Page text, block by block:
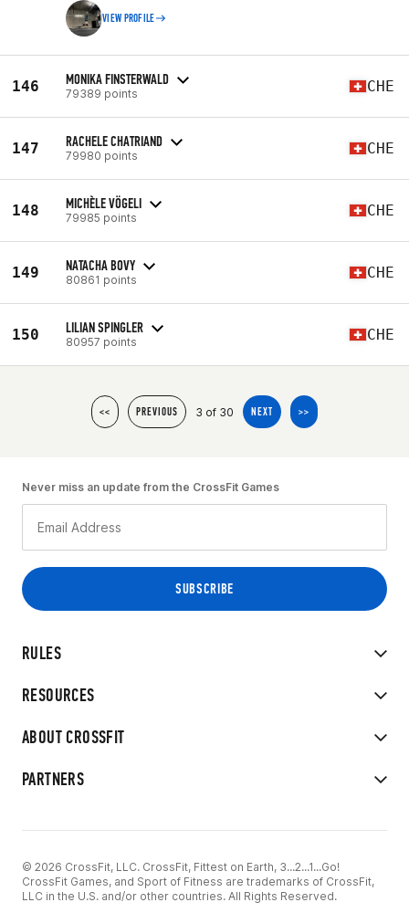
VIEW PROFILE
146 MONIKA FINSTERWALD
79389 points CHE
147 RACHELE CHATRIAND
79980 points CHE
148 MICHÈLE VÖGELI
79985 points CHE
149 NATACHA BOVY
80861 points CHE
150 LILIAN SPINGLER
80957 points CHE
<< PREVIOUS 3 of 30 NEXT >>
RULES
RESOURCES
ABOUT CROSSFIT
PARTNERS
Never miss an update from the CrossFit Games
© 2026 CrossFit, LLC. CrossFit, Fittest on Earth, 3...2...1...Go!
CrossFit Games, and Sport of Fitness are trademarks of CrossFit,
LLC in the U.S. and/or other countries. All Rights Reserved.